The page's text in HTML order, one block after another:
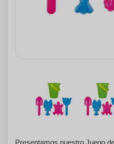
Presentamos nuestro Juego